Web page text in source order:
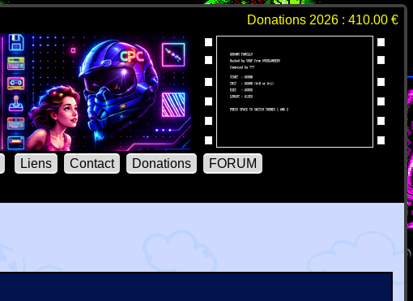
Donations 2026 : 410.00 €
Liens Contact Donations
FORUM